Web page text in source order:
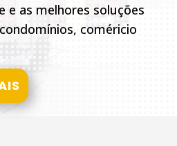
e as melhores soluções
coméricio